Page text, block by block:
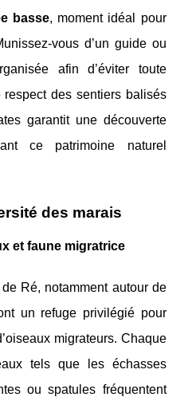
basse, moment idéal pour
vous d’un guide ou
afin d’éviter toute
des sentiers balisés
garantit une découverte
ce patrimoine naturel
des marais
et faune migratrice
de Ré, notamment autour de
un refuge privilégié pour
migrateurs. Chaque
tels que les échasses
ou spatules fréquentent